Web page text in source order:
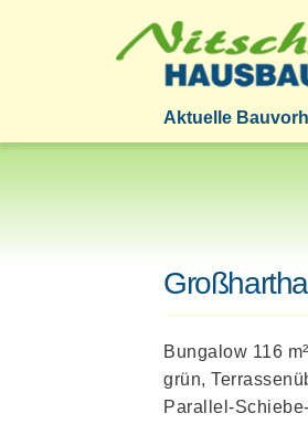
Aktuelle
Bungalow 116
grün,
Parallel-